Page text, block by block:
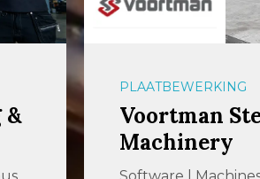
&
PLAATBEWERKING
Voortman
Machinery